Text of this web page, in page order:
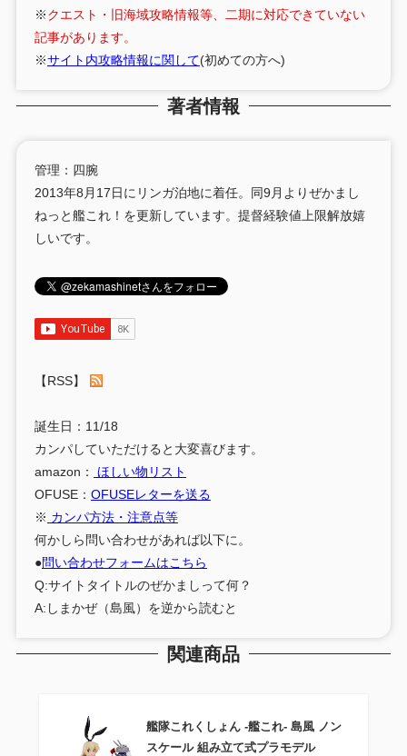
※クエスト・旧海域攻略情報等、二期に対応できていない
記事があります。
※サイト内攻略情報に関して(初めての方へ)
著者情報
管理：四腕
2013年8月17日にリンガ泊地に着任。同9月よりぜかまし
ねっと艦これ！を更新しています。提督経験値上限解放嬉
しいです。
【RSS】
誕生日：11/18
カンパしていただけると大変喜びます。
amazon：
ほしい物リスト
OFUSE： OFUSEレターを送る
※ カンパ方法・注意点等
何かしら問い合わせがあれば以下に。
●問い合わせフォームはこちら
Q:サイトタイトルのぜかましって何？
A:しまかぜ（島風）を逆から読むと
関連商品
艦隊これくしょん ‐艦これ‐ 島風 ノン
スケール 組み立て式プラモデル